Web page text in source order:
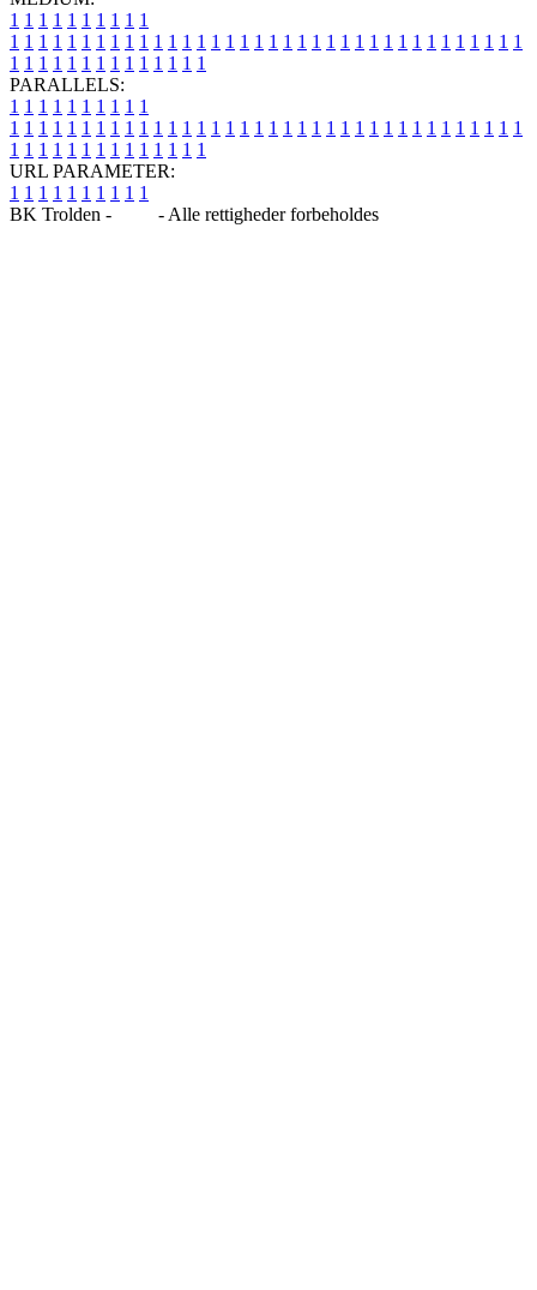
1 1 1 1 1 1 1 1 1 1
1 1 1 1 1 1 1 1 1 1 1 1 1 1 1 1 1 1 1 1 1 1 1 1 1 1 1 1 1 1 1 1 1 1 1 1
1 1 1 1 1 1 1 1 1 1 1 1 1 1
PARALLELS:
1 1 1 1 1 1 1 1 1 1
1 1 1 1 1 1 1 1 1 1 1 1 1 1 1 1 1 1 1 1 1 1 1 1 1 1 1 1 1 1 1 1 1 1 1 1
1 1 1 1 1 1 1 1 1 1 1 1 1 1
URL PARAMETER:
1 1 1 1 1 1 1 1 1 1
BK Trolden -
- Alle rettigheder forbeholdes